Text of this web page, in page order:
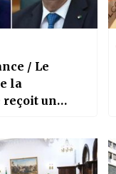
/ Le
la
reçoit un
français